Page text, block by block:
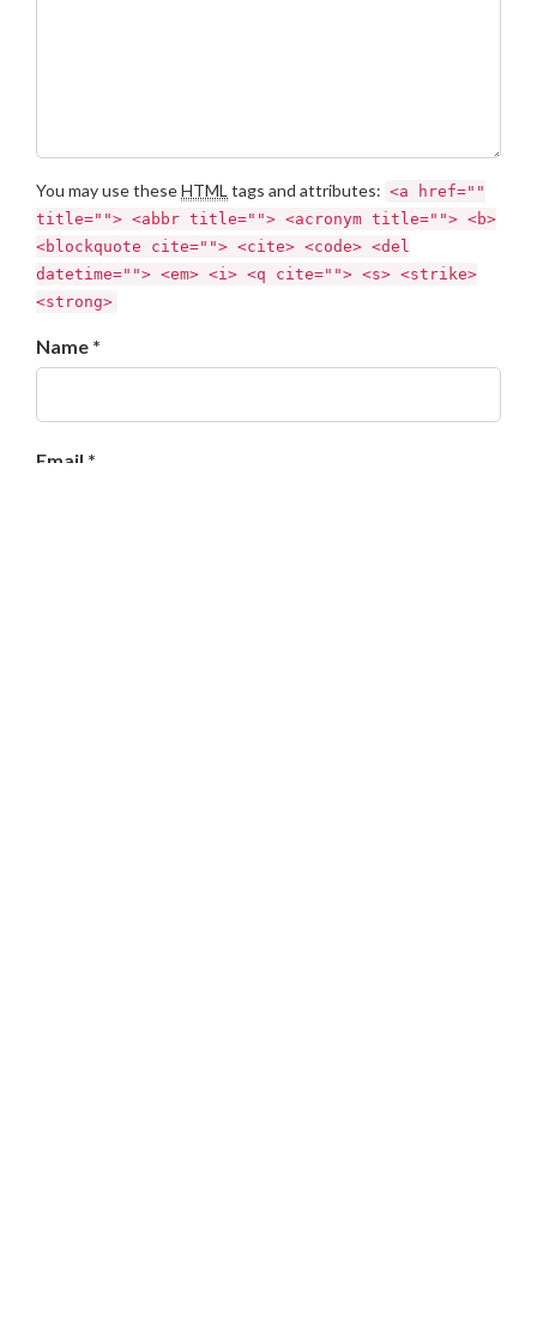
You may use theseHTML tags and attributes: <a href=""
title=""> <abbr title=""> <acronym title=""> <b>
<blockquote cite=""> <cite> <code> <del
datetime=""> <em> <i> <q cite=""> <s> <strike>
<strong>
Name *
Email *